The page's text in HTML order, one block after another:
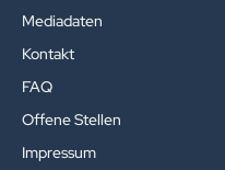
Mediadaten
Kontakt
FAQ
Offene Stellen
Impressum